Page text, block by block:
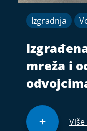
Izgradnja
mreža i